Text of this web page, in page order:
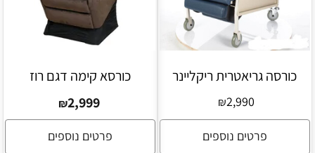
כורסה גריאטרית ריקליינר
₪2,990
פרטים נוספים
כורסא קימה דגם רוז
₪2,999
פרטים נוספים